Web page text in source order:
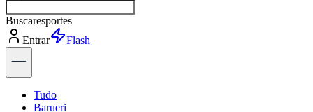
Buscar
Entrar
Explorar
Tudo
Barueri